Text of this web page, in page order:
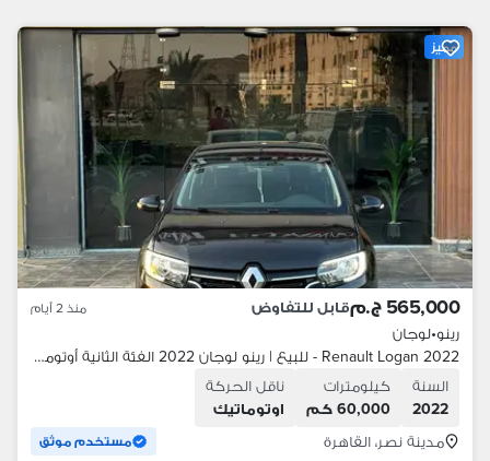
مميز
565,000 ج.م قابل للتفاوض منذ 2 أيام
رينو•لوجان
Renault Logan 2022 - للبيع | رينو لوجان 2022 الفئة الثانية أوتوماتيك
السنة
2022
كيلومترات
60,000 كم
ناقل الحركة
اوتوماتيك
مدينة نصر، القاهرة
مستخدم موثق